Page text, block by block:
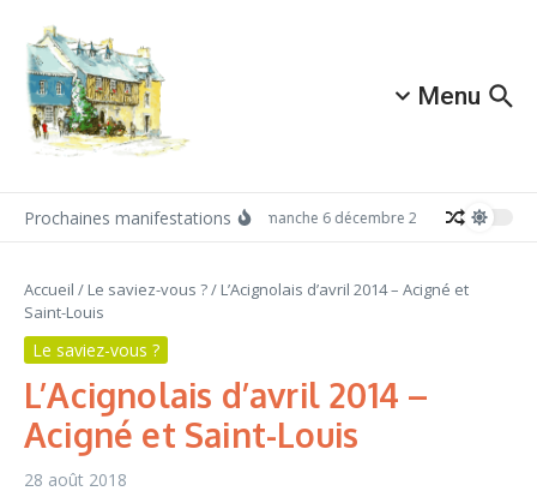
Menu
Prochaines manifestations Dimanche 6 décembre 2026:
Accueil / Le saviez-vous ?/ L’Acignolais d’avril 2014 – Acigné et
Saint-Louis
Le saviez-vous ?
L’Acignolais d’avril 2014 –
Acigné et Saint-Louis
28 août 2018